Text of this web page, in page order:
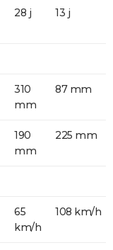
28 j 13 j
310
mm
87 mm
190
mm
225 mm
65
km/h
108 km/h